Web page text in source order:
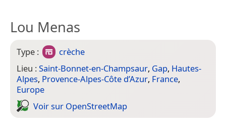
Lou Menas
Type :
crèche
Lieu :Saint-Bonnet-en-Champsaur, Gap, Hautes-
Alpes, Provence-Alpes-Côte d’Azur, France,
Europe
Voir sur Open­Street­Map